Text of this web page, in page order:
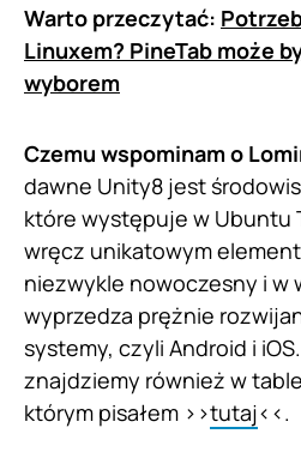
Warto przeczytać:
Linuxem? PineTab może
wyborem
Czemu wspominam o
dawne Unity8 jest
które występuje w Ubuntu
wręcz unikatowym
niezwykle nowoczesny i w
wyprzedza prężnie
systemy, czyli Android i
znajdziemy również w
którym pisałem >>tutaj<<.